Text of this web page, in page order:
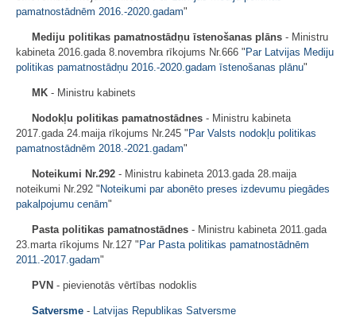
pamatnostādnēm 2016.-2020.gadam"
Mediju politikas pamatnostādņu īstenošanas plāns - Ministru
kabineta 2016.gada 8.novembra rīkojums Nr.666 " Par Latvijas Mediju
politikas pamatnostādņu 2016.-2020.gadam īstenošanas plānu"
MK - Ministru kabinets
Nodokļu politikas pamatnostādnes - Ministru kabineta
2017.gada 24.maija rīkojums Nr.245 " Par Valsts nodokļu politikas
pamatnostādnēm 2018.-2021.gadam"
Noteikumi Nr.292 - Ministru kabineta 2013.gada 28.maija
noteikumi Nr.292 " Noteikumi par abonēto preses izdevumu piegādes
pakalpojumu cenām"
Pasta politikas pamatnostādnes - Ministru kabineta 2011.gada
23.marta rīkojums Nr.127 " Par Pasta politikas pamatnostādnēm
2011.-2017.gadam"
PVN - pievienotās vērtības nodoklis
Satversme - Latvijas Republikas Satversme